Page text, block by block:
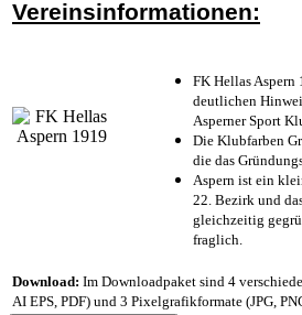
Vereinsinformationen:
FK Hellas Aspern
deutlichen
Asperner Sport
Die Klubfarben
die das
Aspern ist ein
22. Bezirk und
gleichzeitig
fraglich.
Download: Im Downloadpaket sind 4
AI EPS, PDF) und 3 Pixelgrafikformate (JPG,